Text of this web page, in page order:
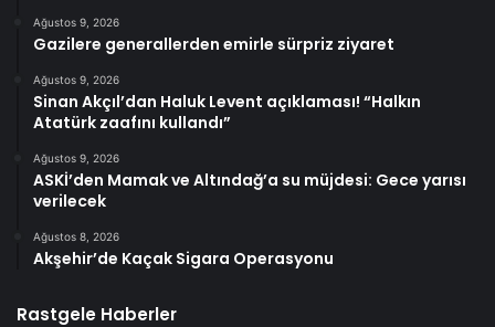
Ağustos 9, 2026
Gazilere generallerden emirle sürpriz ziyaret
Ağustos 9, 2026
Sinan Akçıl’dan Haluk Levent açıklaması! “Halkın
Atatürk zaafını kullandı”
Ağustos 9, 2026
ASKİ’den Mamak ve Altındağ’a su müjdesi: Gece yarısı
verilecek
Ağustos 8, 2026
Akşehir’de Kaçak Sigara Operasyonu
Rastgele Haberler